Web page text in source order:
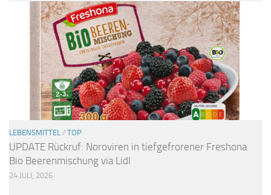
LEBENSMITTEL / TOP
UPDATE Rückruf: Noroviren in tiefgefrorener Freshona
Bio Beerenmischung via Lidl
24 JULI, 2026